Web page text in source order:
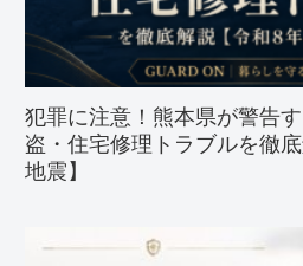
犯罪に注意！熊本県が警告
盗・住宅修理トラブルを徹
地震】